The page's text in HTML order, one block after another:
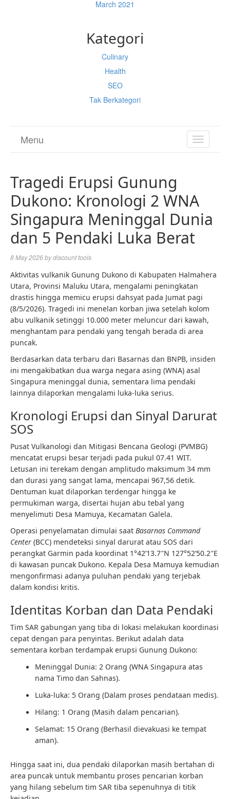
March 2021
Kategori
Culinary
Health
SEO
Tak Berkategori
TOGGLE
Menu
Tragedi Erupsi Gunung
Dukono: Kronologi 2 WNA
Singapura Meninggal Dunia
dan 5 Pendaki Luka Berat
8 May 2026bydiscount tools
Aktivitas vulkanik Gunung Dukono di Kabupaten Halmahera
Utara, Provinsi Maluku Utara, mengalami peningkatan
drastis hingga memicu erupsi dahsyat pada Jumat pagi
(8/5/2026). Tragedi ini menelan korban jiwa setelah kolom
abu vulkanik setinggi 10.000 meter meluncur dari kawah,
menghantam para pendaki yang tengah berada di area
puncak.
Berdasarkan data terbaru dari Basarnas dan BNPB, insiden
ini mengakibatkan dua warga negara asing (WNA) asal
Singapura meninggal dunia, sementara lima pendaki
lainnya dilaporkan mengalami luka-luka serius.
Kronologi Erupsi dan Sinyal Darurat
SOS
Pusat Vulkanologi dan Mitigasi Bencana Geologi (PVMBG)
mencatat erupsi besar terjadi pada pukul 07.41 WIT.
Letusan ini terekam dengan amplitudo maksimum 34 mm
dan durasi yang sangat lama, mencapai 967,56 detik.
Dentuman kuat dilaporkan terdengar hingga ke
permukiman warga, disertai hujan abu tebal yang
menyelimuti Desa Mamuya, Kecamatan Galela.
Operasi penyelamatan dimulai saat Basarnas Command
Center (BCC) mendeteksi sinyal darurat atau SOS dari
perangkat Garmin pada koordinat 1°42’13.7″N 127°52’50.2″E
di kawasan puncak Dukono. Kepala Desa Mamuya kemudian
mengonfirmasi adanya puluhan pendaki yang terjebak
dalam kondisi kritis.
Identitas Korban dan Data Pendaki
Tim SAR gabungan yang tiba di lokasi melakukan koordinasi
cepat dengan para penyintas. Berikut adalah data
sementara korban terdampak erupsi Gunung Dukono:
Meninggal Dunia: 2 Orang (WNA Singapura atas
nama Timo dan Sahnas).
Luka-luka: 5 Orang (Dalam proses pendataan medis).
Hilang: 1 Orang (Masih dalam pencarian).
Selamat: 15 Orang (Berhasil dievakuasi ke tempat
aman).
Hingga saat ini, dua pendaki dilaporkan masih bertahan di
area puncak untuk membantu proses pencarian korban
yang hilang sebelum tim SAR tiba sepenuhnya di titik